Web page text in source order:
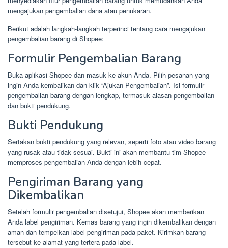
mengajukan pengembalian dana atau penukaran.
Berikut adalah langkah-langkah terperinci tentang cara mengajukan
pengembalian barang di Shopee:
Formulir Pengembalian Barang
Buka aplikasi Shopee dan masuk ke akun Anda. Pilih pesanan yang
ingin Anda kembalikan dan klik “Ajukan Pengembalian”. Isi formulir
pengembalian barang dengan lengkap, termasuk alasan pengembalian
dan bukti pendukung.
Bukti Pendukung
Sertakan bukti pendukung yang relevan, seperti foto atau video barang
yang rusak atau tidak sesuai. Bukti ini akan membantu tim Shopee
memproses pengembalian Anda dengan lebih cepat.
Pengiriman Barang yang
Dikembalikan
Setelah formulir pengembalian disetujui, Shopee akan memberikan
Anda label pengiriman. Kemas barang yang ingin dikembalikan dengan
aman dan tempelkan label pengiriman pada paket. Kirimkan barang
tersebut ke alamat yang tertera pada label.